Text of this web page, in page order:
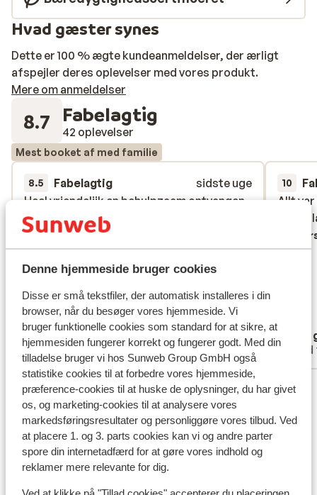
Denne hjemmeside bruger cookies
Disse er små tekstfiler, der automatisk installeres i din
browser, når du besøger vores hjemmeside. Vi
bruger funktionelle cookies som standard for at sikre, at
hjemmesiden fungerer korrekt og fungerer godt. Med din
tilladelse bruger vi hos Sunweb Group GmbH også
statistike cookies til at forbedre vores hjemmeside,
præference-cookies til at huske de oplysninger, du har givet
os, og marketing-cookies til at analysere vores
markedsføringsresultater og personliggøre vores tilbud. Ved
at placere 1. og 3. parts cookies kan vi og andre parter
spore din internetadfærd for at gøre vores indhold og
reklamer mere relevante for dig.
Hvad gæster synes
Dette er 100 % ægte kundeanmeldelser, der ærligt
afspejler deres oplevelser med vores produkt.
Mere om anmeldelser
8.7 Fabelagtig
42 oplevelser
Mest booket af med familie
8.5 Fabelagtig
sidste uge
Heel vriendelijk en behulpzaam ontvangen.
Heel ruime en propere kamer.
Familiekamer is opgedeeld in twee delen.
Alles was aanwezig. Eten is uitstekend.
Heel lekker en gevarieerd. Heel lekker
een aanrader. Personeel is heel vriendelijk
en doen alles met een lag. Hotel ligt in het
centrum van Protaras waar het wel wat
druk is. De stranden zijn overvol maar er
zijn hele mooie en rustige plaatsen in de
baaien langs de kust. Zeker een aanrader.
Helaas niemand van Sunweb gezien om wat
info te krijgen. Geen berichtjes met het uur
van pick up bik terugkeer. Zelf alles
moeten uitzoeken. Dat is jammer.
Heel vriendelijk en behulpzaam ontvangen.
Heel ruime en propere kamer.
Familiekamer is opgedeeld in twee delen.
Alles was aanwezig. Eten is uitstekend.
Heel lekker en gevarieerd. Heel lekker
een aanrader. Person... mere
Oversæt til dansk (DA)
Thomas
Med familie
10
Allt
Allt
Det
Se alle 42 anmeldelser
Lokation
Se på kort